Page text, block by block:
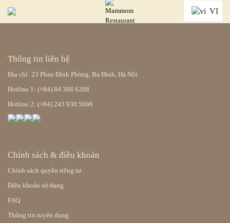
VI
Thông tin liên hệ
Địa chỉ: 23 Phan Đình Phùng, Ba Đình, Hà Nội
Hotline 1: (+84) 84 388 6288
Hotline 2: (+84) 243 930 5666
Chính sách & điều khoản
Chính sách quyền riêng tư
Điều khoản sử dụng
FAQ
Thông tin tuyển dụng